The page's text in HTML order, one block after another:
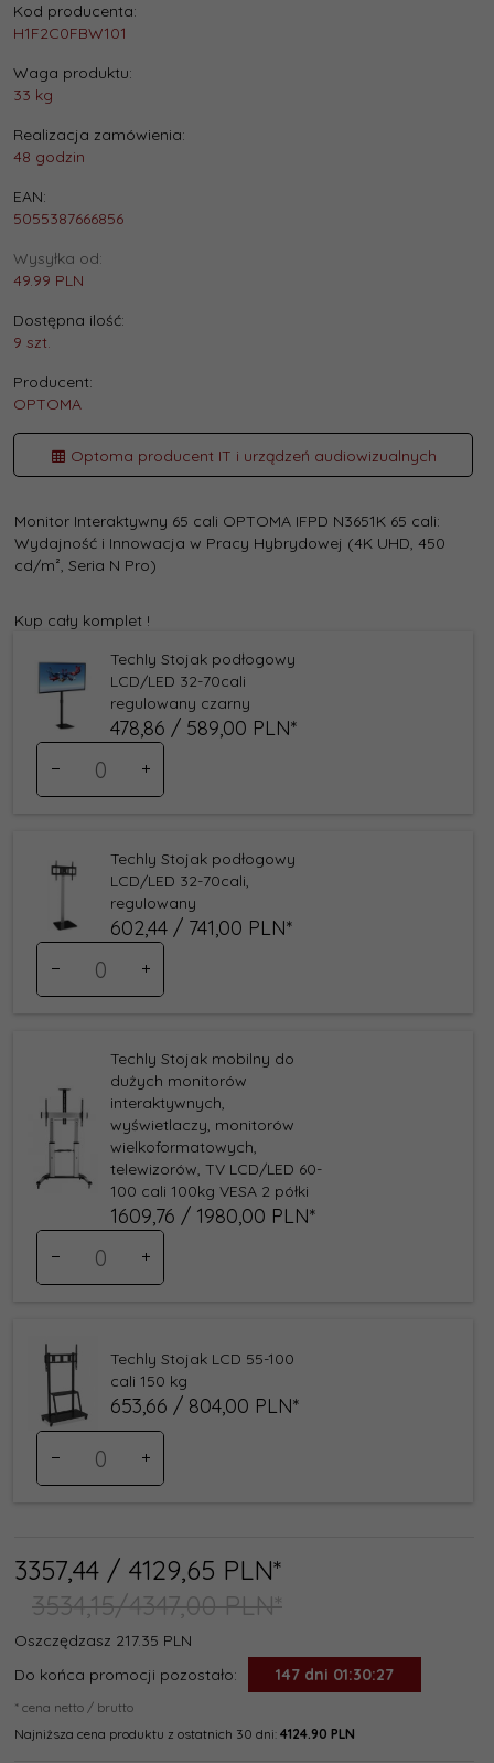
Kod producenta:
H1F2C0FBW101
Waga produktu:
33 kg
Realizacja zamówienia:
48 godzin
EAN:
5055387666856
Wysyłka od:
49.99 PLN
Dostępna ilość:
9 szt.
Producent:
OPTOMA
Optoma producent IT i urządzeń audiowizualnych
Monitor Interaktywny 65 cali OPTOMA IFPD N3651K 65 cali:
Wydajność i Innowacja w Pracy Hybrydowej (4K UHD, 450
cd/m², Seria N Pro)
Kup cały komplet !
Techly Stojak podłogowy
LCD/LED 32-70cali
regulowany czarny
478,86 / 589,00 PLN*
dla
produktu
Techly Stojak podłogowy
LCD/LED 32-70cali,
regulowany
602,44 / 741,00 PLN*
dla
produktu
Techly Stojak mobilny do
dużych monitorów
interaktywnych,
wyświetlaczy, monitorów
wielkoformatowych,
telewizorów, TV LCD/LED 60-
100 cali 100kg VESA 2 półki
1609,76 / 1980,00 PLN*
dla
produktu
Techly Stojak LCD 55-100
cali 150 kg
653,66 / 804,00 PLN*
Ilość
dla
produktu
3357,44 / 4129,65 PLN*
3534,15/4347,00 PLN*
Oszczędzasz 217.35 PLN
Do końca promocji pozostało:
147 dni 01:30:26
* cena netto / brutto
Najniższa cena produktu z ostatnich 30 dni: 4124.90 PLN